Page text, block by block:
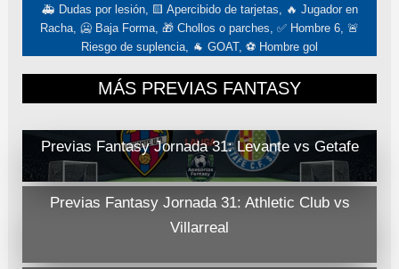
🚑 Dudas por lesión, 🟨 Apercibido de tarjetas, 🔥 Jugador en
Racha, 🥶 Baja Forma, 🎁 Chollos o parches, ✅ Hombre 6, 🚨
Riesgo de suplencia, 🐐 GOAT, ⚽ Hombre gol
MÁS PREVIAS FANTASY
Previas Fantasy Jornada 31: Levante vs Getafe
Previas Fantasy Jornada 31: Athletic Club vs
Villarreal